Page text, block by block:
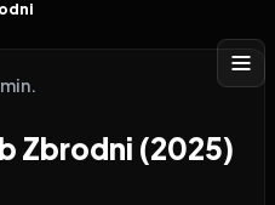
Zbrodni (2025)